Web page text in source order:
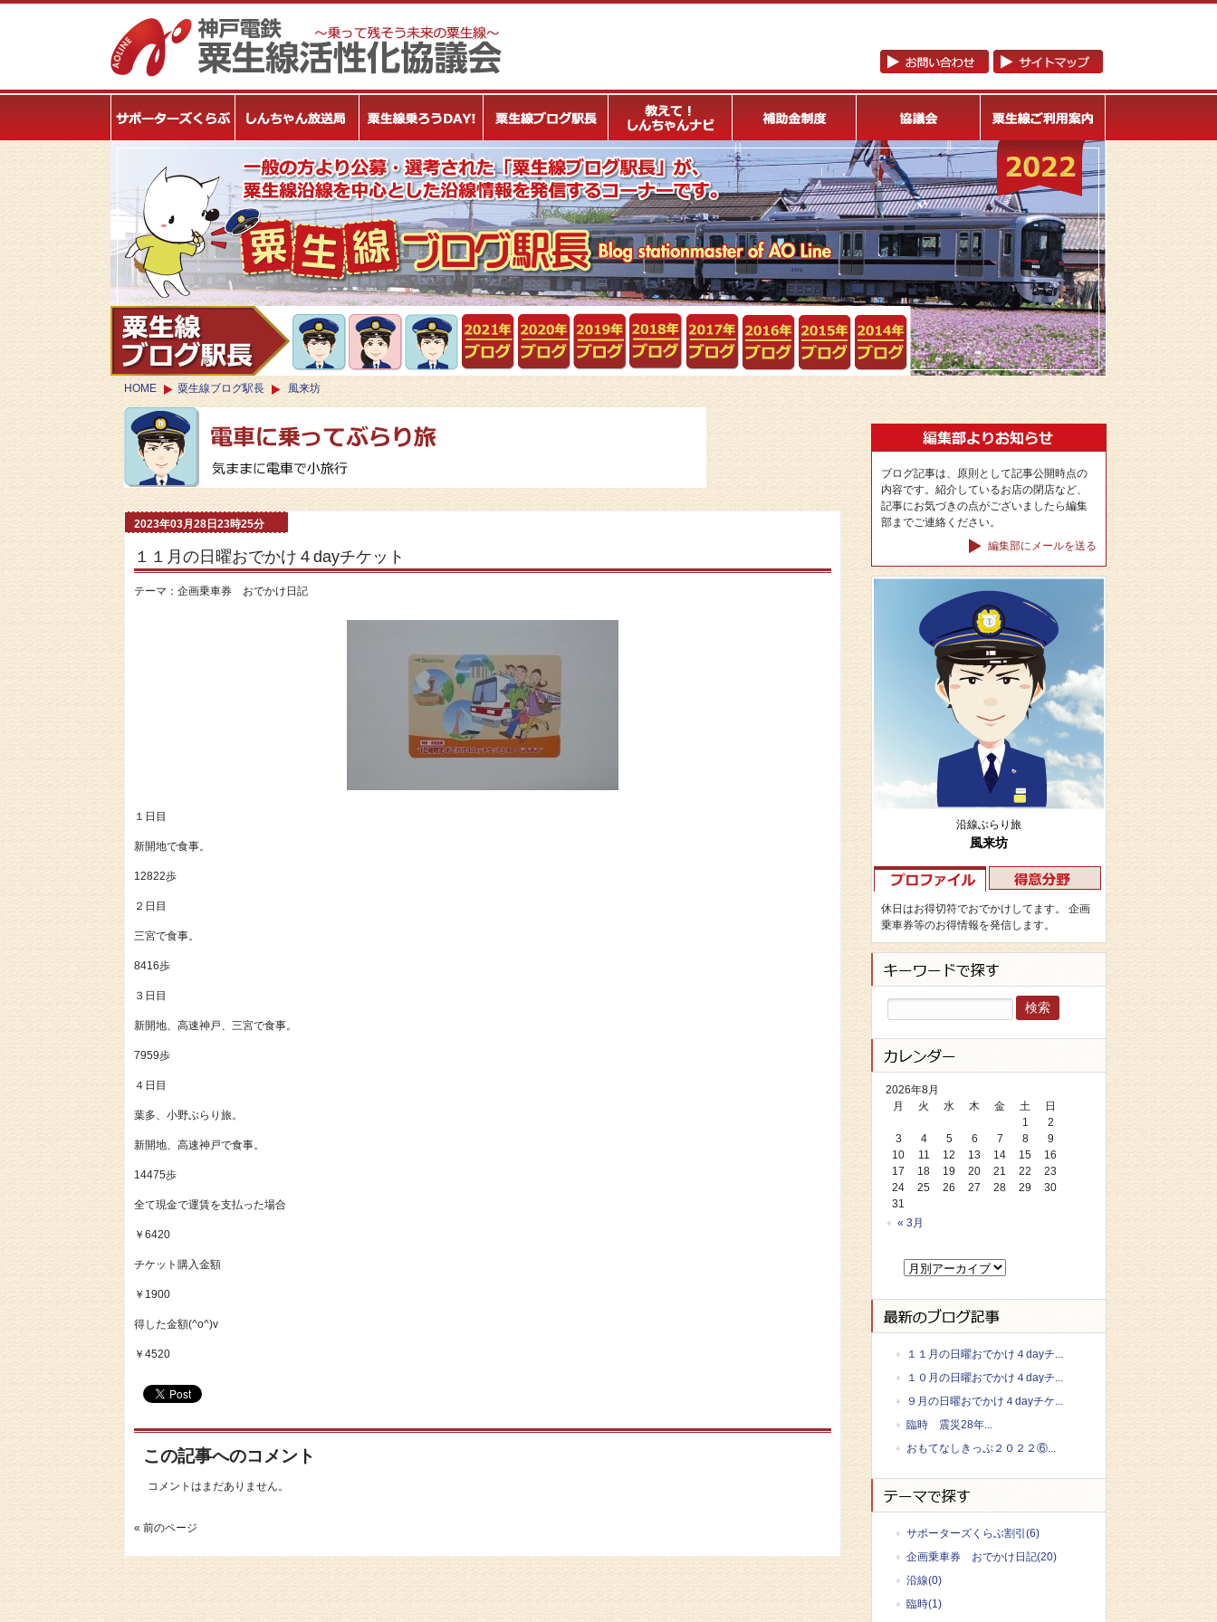
HOME 粟生線ブログ駅長 風来坊
2023年03月28日23時25分
１１月の日曜おでかけ４dayチケット
テーマ： 企画乗車券 おでかけ日記
１日目
新開地で食事。
12822歩
２日目
三宮で食事。
8416歩
３日目
新開地、高速神戸、三宮で食事。
7959歩
４日目
葉多、小野ぶらり旅。
新開地、高速神戸で食事。
14475歩
全て現金で運賃を支払った場合
￥6420
チケット購入金額
￥1900
得した金額(^o^)v
￥4520
この記事へのコメント
コメントはまだありません。
« 前のページ
ブログ記事は、原則として記事公開時点の
内容です。紹介しているお店の閉店など、
記事にお気づきの点がございましたら編集
部までご連絡ください。
編集部にメールを送る
沿線ぶらり旅
風来坊
休日はお得切符でおでかけしてます。 企画
乗車券等のお得情報を発信します。
検
索:
2026年8月
月
火 水 木 金 土
日
1
2
3
4 5 6 7 8
9
10
11 12 13 14 15
16
17
18 19 20 21 22
23
24
25 26 27 28 29
30
31
« 3月
１１月の日曜おでかけ４dayチ...
１０月の日曜おでかけ４dayチ...
９月の日曜おでかけ４dayチケ...
臨時 震災28年...
おもてなしきっぷ２０２２⑥...
サポーターズくらぶ割引(6)
企画乗車券 おでかけ日記(20)
沿線(0)
臨時(1)